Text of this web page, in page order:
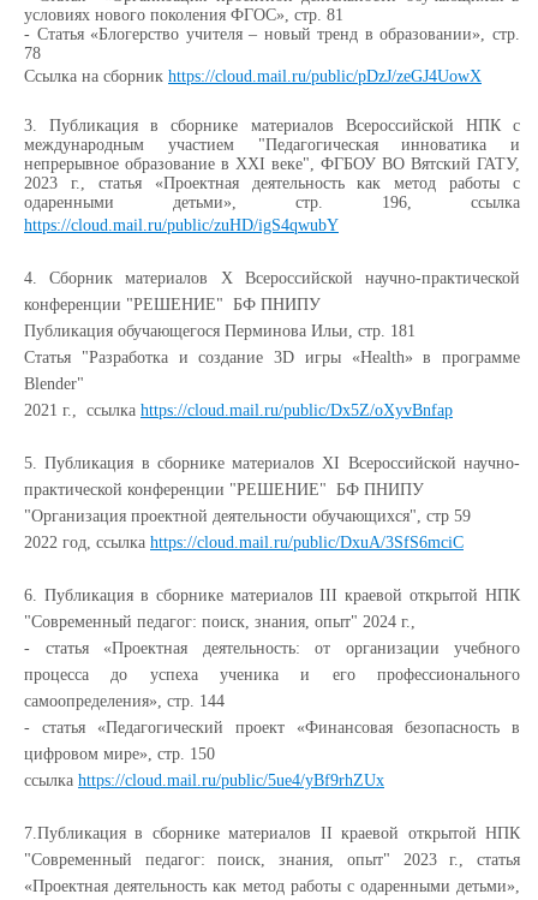
условиях нового поколения ФГОС», стр. 81
- Статья «Блогерство учителя – новый тренд в образовании», стр.
78
Ссылка на сборник https://cloud.mail.ru/public/pDzJ/zeGJ4UowX
3. Публикация в сборнике материалов Всероссийской НПК с
международным участием "Педагогическая инноватика и
непрерывное образование в XXI веке", ФГБОУ ВО Вятский ГАТУ,
2023 г., статья «Проектная деятельность как метод работы с
одаренными детьми», стр. 196, ссылка
https://cloud.mail.ru/public/zuHD/igS4qwubY
4.Сборник материалов X Всероссийской научно-практической
конференции "РЕШЕНИЕ" БФ ПНИПУ
Публикация обучающегося Перминова Ильи, стр. 181
Статья "Разработка и создание 3D игры «Health» в программе
Blender"
2021 г., ссылка https://cloud.mail.ru/public/Dx5Z/oXyvBnfap
5. Публикация в сборнике материалов XI Всероссийской научно-
практической конференции "РЕШЕНИЕ" БФ ПНИПУ
"Организация проектной деятельности обучающихся", стр 59
2022 год, ссылка https://cloud.mail.ru/public/DxuA/3SfS6mciC
6. Публикация в сборнике материаловIII краевой открытой НПК
"Современный педагог: поиск, знания, опыт" 2024 г.,
- статья «Проектная деятельность: от организации учебного
процесса до успеха ученика и его профессионального
самоопределения», стр. 144
- статья «Педагогический проект «Финансовая безопасность в
цифровом мире», стр. 150
ссылка https://cloud.mail.ru/public/5ue4/yBf9rhZUx
7.Публикация в сборнике материалов II краевой открытой НПК
"Современный педагог: поиск, знания, опыт" 2023 г., статья
«Проектная деятельность как метод работы с одаренными детьми»,